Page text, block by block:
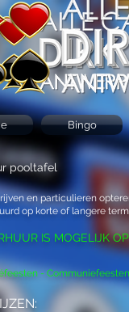
pooltafel
en particulieren
op korte of langere
IS MOGELIJK
-
Bingo